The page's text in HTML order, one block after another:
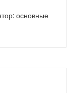
основные